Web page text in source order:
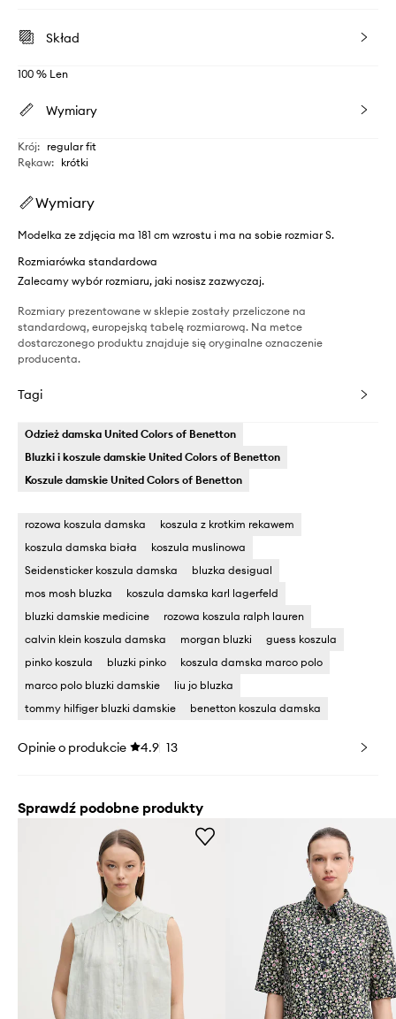
Skład
100 % Len
Wymiary
Krój: regular fit
Rękaw: krótki
Wymiary
Modelka ze zdjęcia ma 181 cm wzrostu i ma na sobie rozmiar S.
Rozmiarówka standardowa
Zalecamy wybór rozmiaru, jaki nosisz zazwyczaj.
Rozmiary prezentowane w sklepie zostały przeliczone na
standardową, europejską tabelę rozmiarową. Na metce
dostarczonego produktu znajduje się oryginalne oznaczenie
producenta.
Tagi
Odzież damska United Colors of Benetton
Bluzki i koszule damskie United Colors of Benetton
Koszule damskie United Colors of Benetton
rozowa koszula damska
koszula z krotkim rekawem
koszula damska biała
koszula muslinowa
Seidensticker koszula damska
bluzka desigual
mos mosh bluzka
koszula damska karl lagerfeld
bluzki damskie medicine
rozowa koszula ralph lauren
calvin klein koszula damska
morgan bluzki
guess koszula
pinko koszula
bluzki pinko
koszula damska marco polo
marco polo bluzki damskie
liu jo bluzka
tommy hilfiger bluzki damskie
benetton koszula damska
Opinie o produkcie 4.9 13
Sprawdź podobne produkty